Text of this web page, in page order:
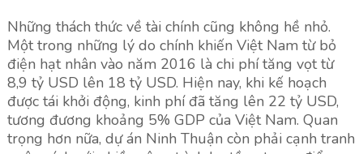
Những thách thức về tài chính cũng không hề nhỏ.
Một trong những lý do chính khiến Việt Nam từ bỏ
điện hạt nhân vào năm 2016 là chi phí tăng vọt từ
8,9 tỷ USD lên 18 tỷ USD. Hiện nay, khi kế hoạch
được tái khởi động, kinh phí đã tăng lên 22 tỷ USD,
tương đương khoảng 5% GDP của Việt Nam. Quan
trọng hơn nữa, dự án Ninh Thuận còn phải cạnh tranh